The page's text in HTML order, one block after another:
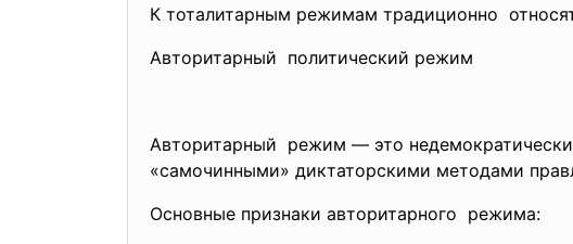
К тоталитарным режимам традиционно
Авторитарный политический режим
Авторитарный режим — это
«самочинными» диктаторскими методами
Основные признаки авторитарного режима: